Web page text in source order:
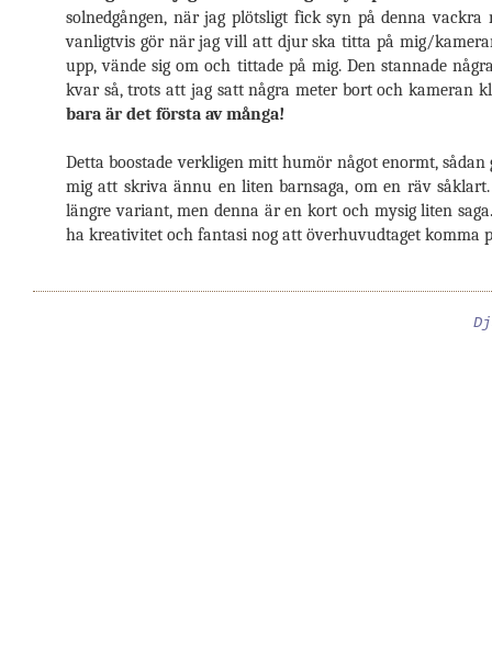
solnedgången, när jag plötsligt fick syn på denna
vanligtvis gör när jag vill att djur ska titta på mig/
upp, vände sig om och tittade på mig. Den stannade
kvar så, trots att jag satt några meter bort och kameran
bara är det första av många!
Detta boostade verkligen mitt humör något enormt,
mig att skriva ännu en liten barnsaga, om en räv
längre variant, men denna är en kort och mysig liten
ha kreativitet och fantasi nog att överhuvudtaget komma